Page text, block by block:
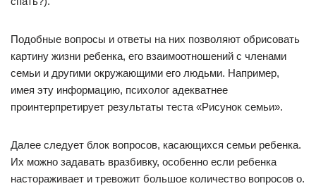
Подобные вопросы и ответы на них позволяют обрисовать
картину жизни ребенка, его взаимоотношений с членами
семьи и другими окружающими его людьми. Например,
имея эту информацию, психолог адекватнее
проинтерпретирует результаты теста «Рисунок семьи».
Далее следует блок вопросов, касающихся семьи ребенка.
Их можно задавать вразбивку, особенно если ребенка
настораживает и тревожит большое количество вопросов о.